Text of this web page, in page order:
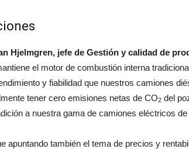
Hjelmgren, jefe de Gestión y calidad de
el motor de combustión interna
y fiabilidad que nuestros camiones
tener cero emisiones netas de CO2 del
a nuestra gama de camiones eléctricos
apuntando también el tema de precios y